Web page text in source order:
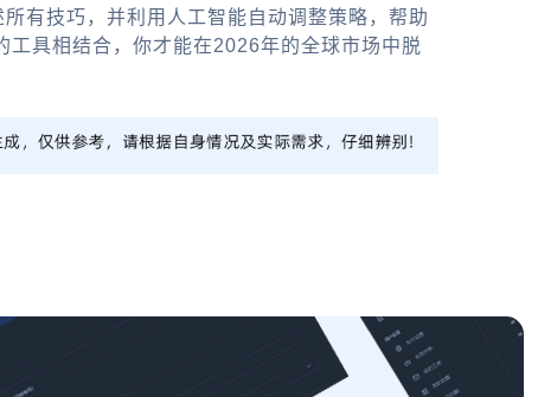
有技巧，并利用人工智能自动调整策略，帮助
具相结合，你才能在2026年的全球市场中脱